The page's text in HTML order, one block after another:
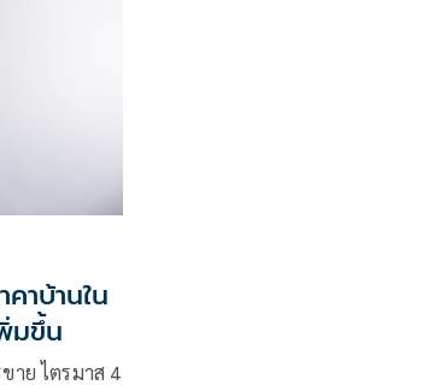
าบ้านใน
มขึ้น
าย ไตรมาส 4